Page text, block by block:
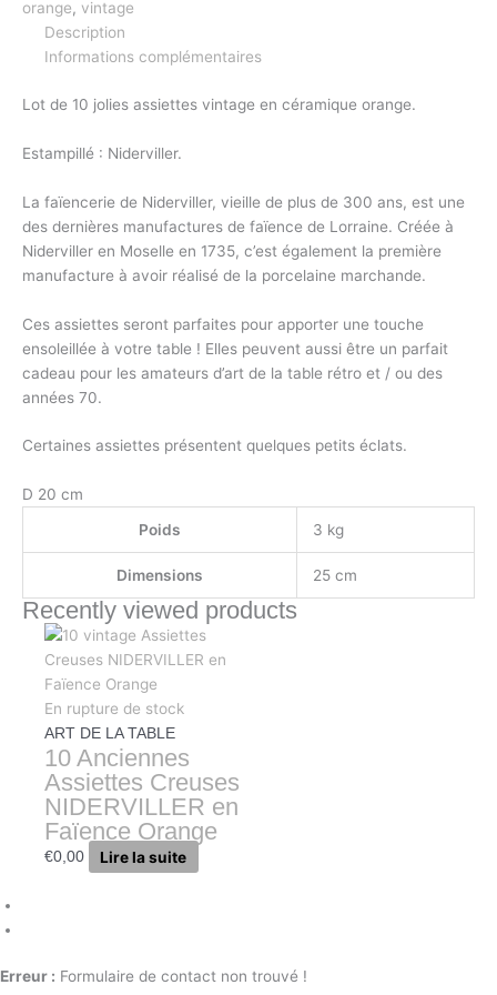
orange, vintage
Description
Informations complémentaires
Lot de 10 jolies assiettes vintage en céramique orange.
Estampillé : Niderviller.
La faïencerie de Niderviller, vieille de plus de 300 ans, est une
des dernières manufactures de faïence de Lorraine. Créée à
Niderviller en Moselle en 1735, c’est également la première
manufacture à avoir réalisé de la porcelaine marchande.
Ces assiettes seront parfaites pour apporter une touche
ensoleillée à votre table ! Elles peuvent aussi être un parfait
cadeau pour les amateurs d’art de la table rétro et / ou des
années 70.
Certaines assiettes présentent quelques petits éclats.
D 20 cm
Poids
3 kg
Dimensions 25 cm
Recently viewed products
En rupture de stock
ART DE LA TABLE
10 Anciennes
Assiettes Creuses
NIDERVILLER en
Faïence Orange
€0,00 Lire la suite
Erreur : Formulaire de contact non trouvé !